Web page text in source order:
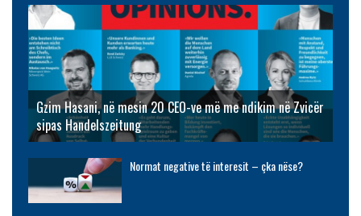
Gzim Hasani, në mesin 20 CEO-ve më me ndikim në Zvicër
sipas Handelszeitung
Normat negative të interesit – çka nëse?